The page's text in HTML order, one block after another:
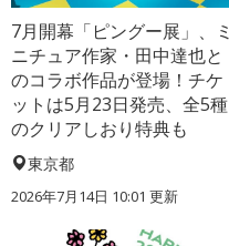
7月開幕「ピングー展」、ミ
ニチュア作家・田中達也と
のコラボ作品が登場！チケ
ットは5月23日発売、全5種
のクリアしおり特典も
東京都
2026年7月14日 10:01 更新